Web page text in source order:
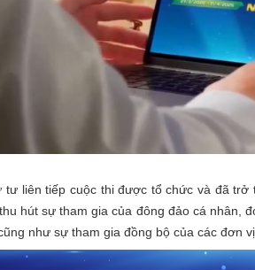
tư liên tiếp cuộc thi được tổ chức và đã
hút sự tham gia của đông đảo cá nhân,
như sự tham gia đồng bộ của các đơn